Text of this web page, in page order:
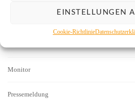
EINSTELLUNGEN
Cookie-Richtlinie
Monitor
Pressemeldung